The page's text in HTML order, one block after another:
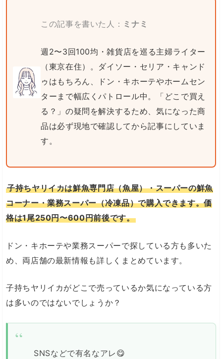
この記事を書いた人： ミナミ
週2〜3回100均・雑貨店を巡る主婦ライター
（東京在住）。ダイソー・セリア・キャンド
ゥはもちろん、ドン・キホーテやホームセン
ターまで幅広くパトロール中。「どこで買え
る？」の疑問を解決するため、気になった商
品は必ず現地で確認してから記事にしていま
す。
子持ちヤリイカは鮮魚専門店（魚屋）・スーパーの鮮魚
コーナー・業務スーパー（冷凍品）で購入できます。価
格は1尾250円〜600円前後です。
ドン・キホーテや業務スーパーで探している方も多いた
め、両店舗の最新情報も詳しくまとめています。
子持ちヤリイカがどこで売っているか気になっている方
は多いのではないでしょうか？
SNSなどで有名なアレ😋